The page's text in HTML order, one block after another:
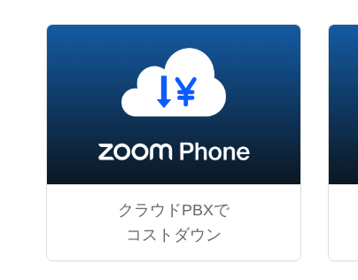
クラウドPBXで
コストダウン